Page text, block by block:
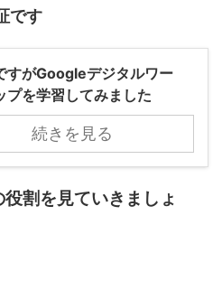
です
すがGoogleデジタルワー
プを学習してみました
続きを見る
割を見ていきましょ